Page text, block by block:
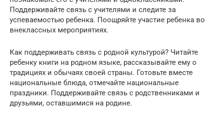
Поддерживайте связь с учителями и следите за
успеваемостью ребенка. Поощряйте участие ребенка во
внеклассных мероприятиях.
Как поддерживать связь с родной культурой? Читайте
ребенку книги на родном языке, рассказывайте ему о
традициях и обычаях своей страны. Готовьте вместе
национальные блюда, отмечайте национальные
праздники. Поддерживайте связь с родственниками и
друзьями, оставшимися на родине.